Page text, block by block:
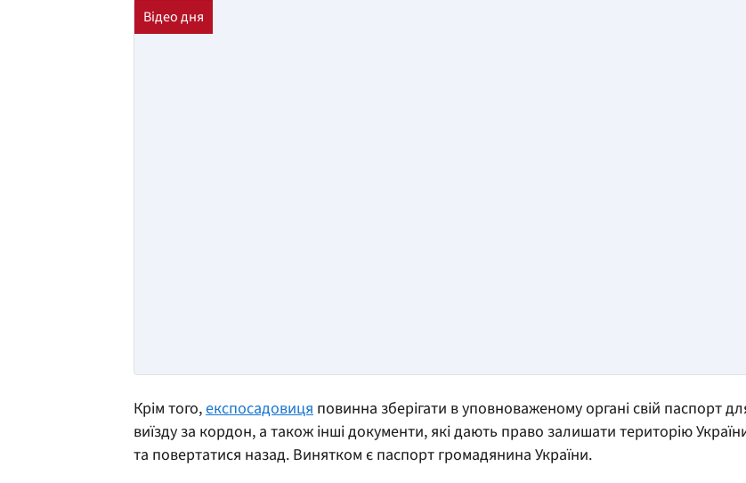
Крім того,експосадовиця повинна зберігати в уповноваженому органі свій паспорт
виїзду за кордон, а також інші документи, які дають право залишати територію
та повертатися назад. Винятком є паспорт громадянина України.